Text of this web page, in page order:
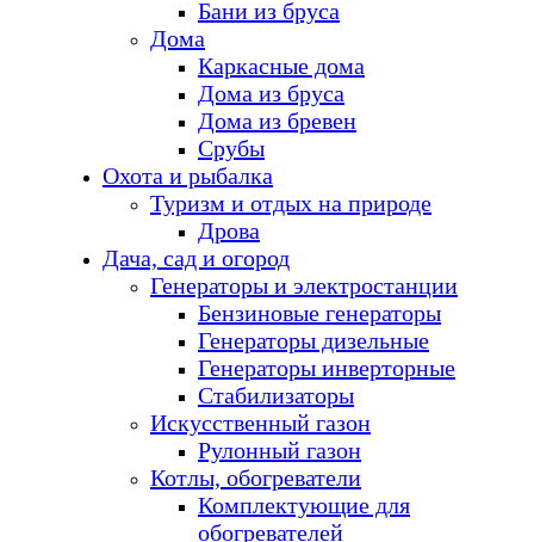
Бани из бруса
Дома
Каркасные дома
Дома из бруса
Дома из бревен
Срубы
Охота и рыбалка
Туризм и отдых на природе
Дрова
Дача, сад и огород
Генераторы и электростанции
Бензиновые генераторы
Генераторы дизельные
Генераторы инверторные
Стабилизаторы
Искусственный газон
Рулонный газон
Котлы, обогреватели
Комплектующие для
обогревателей